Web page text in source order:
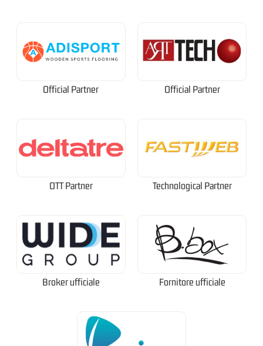
Official Partner Official Partner
OTT Partner Technological Partner
Broker ufficiale Fornitore ufficiale